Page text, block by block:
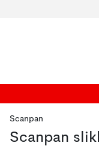
Scanpan
Scanpan